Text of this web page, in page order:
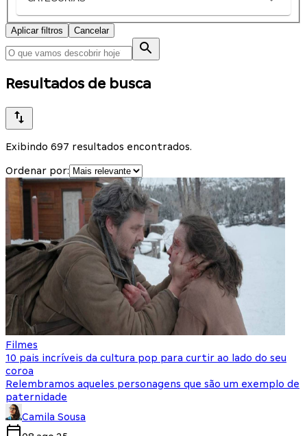
Aplicar filtros Cancelar
Resultados de busca
Exibindo 697 resultados encontrados.
Ordenar por:
Filmes
10 pais incríveis da cultura pop para curtir ao lado do seu
coroa
Relembramos aqueles personagens que são um exemplo de
paternidade
Camila Sousa